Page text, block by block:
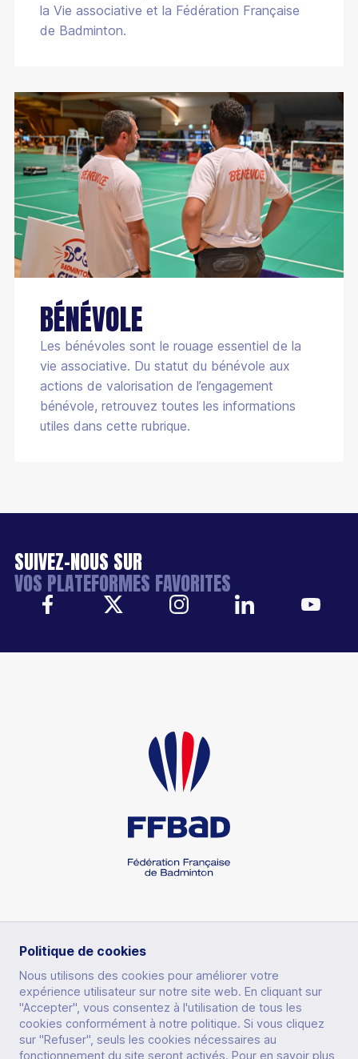
Politique de cookies
Nous utilisons des cookies pour améliorer votre
expérience utilisateur sur notre site web. En cliquant sur
"Accepter", vous consentez à l'utilisation de tous les
cookies conformément à notre politique. Si vous cliquez
sur "Refuser", seuls les cookies nécessaires au
fonctionnement du site seront activés. Pour en savoir plus,
la Vie associative et la Fédération Française
de Badminton.
BÉNÉVOLE
Les bénévoles sont le rouage essentiel de la
vie associative. Du statut du bénévole aux
actions de valorisation de l’engagement
bénévole, retrouvez toutes les informations
utiles dans cette rubrique.
SUIVEZ-NOUS SUR
VOS PLATEFORMES FAVORITES
RUBRIQUES
PRATIQUER
PERFORMER
AUTRES SITES